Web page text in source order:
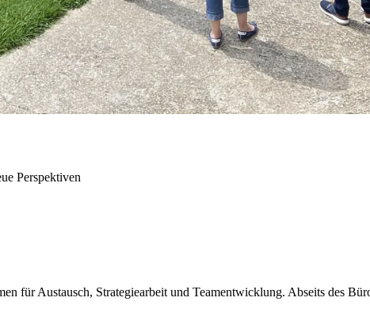
Perspektiven
für Austausch, Strategiearbeit und Teamentwicklung. Abseits des